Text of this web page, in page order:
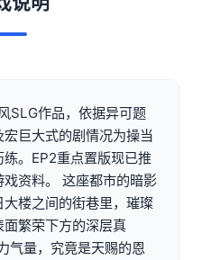
SLG作品，依据异可题
巨大式的剧情况为操当
。EP2重点置版现已推
资料。 这座都市的暗影
楼之间的街巷里，璀璨
繁荣下方的深层真
气量，究竟是天赐的恩